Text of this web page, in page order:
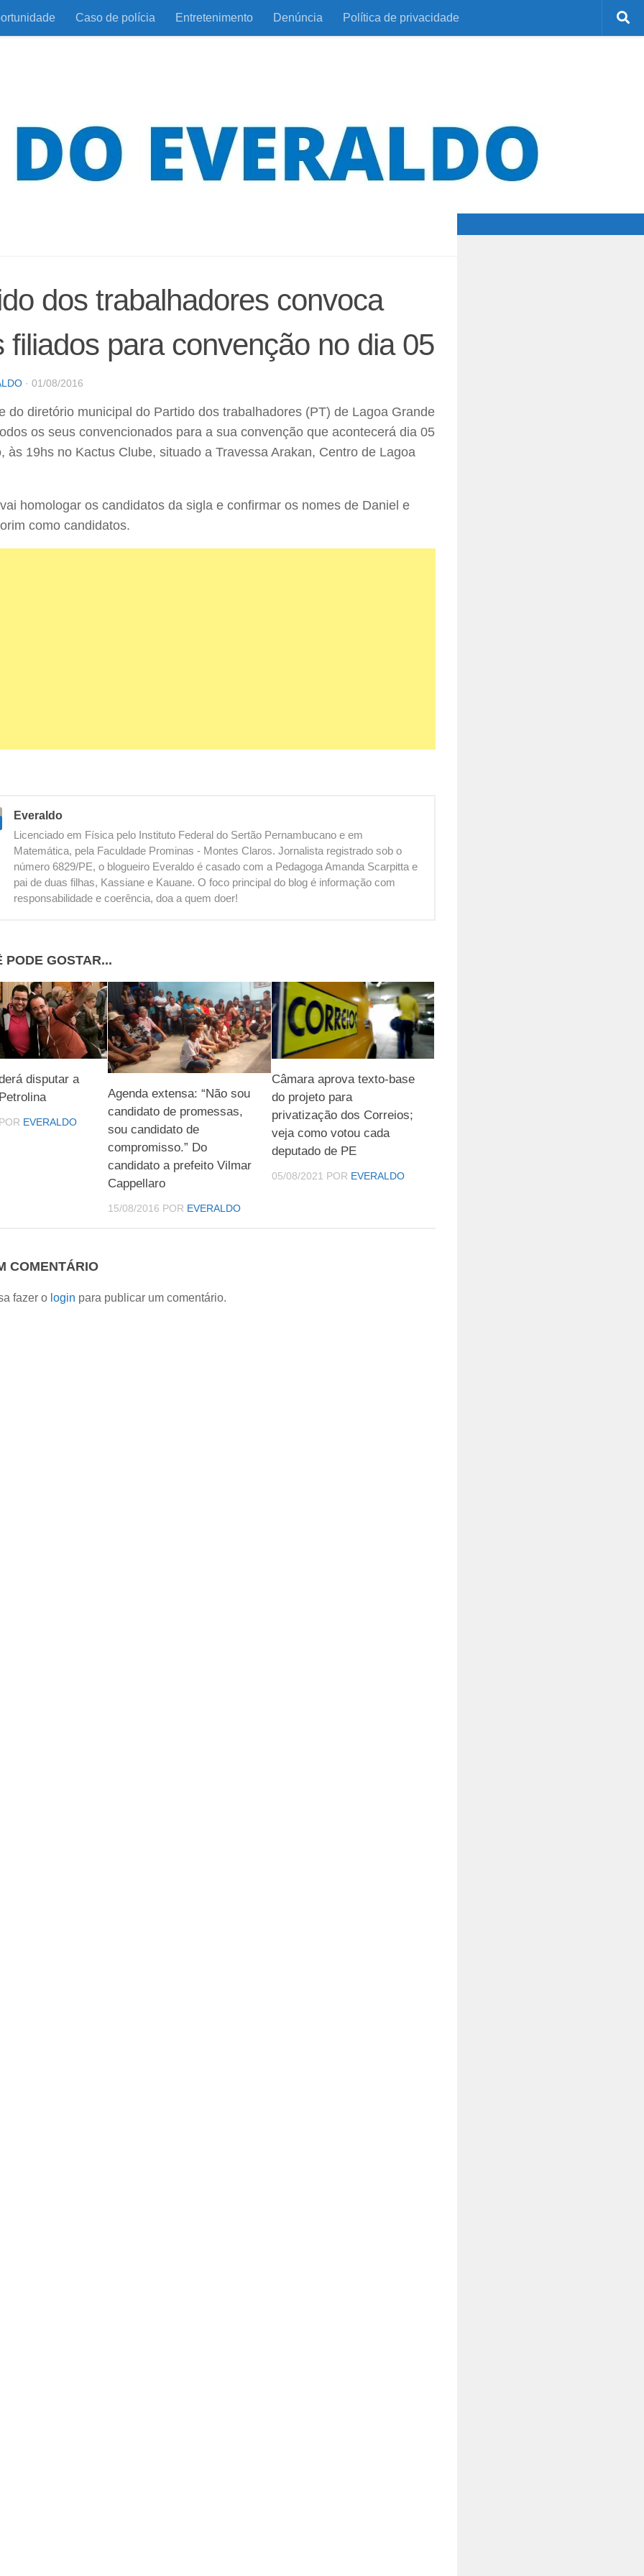
Caso de polícia Entretenimento Denúncia Política de privacidade
dos trabalhadores convoca
filiados para convenção no dia 05
· 01/08/2016
do diretório municipal do Partido dos trabalhadores (PT) de Lagoa Grande
os seus convencionados para a sua convenção que acontecerá dia 05
às 19hs no Kactus Clube, situado a Travessa Arakan, Centro de Lagoa
homologar os candidatos da sigla e confirmar os nomes de Daniel e
como candidatos.
Everaldo
Licenciado em Física pelo Instituto Federal do Sertão Pernambucano e em
Matemática, pela Faculdade Prominas - Montes Claros. Jornalista registrado sob o
número 6829/PE, o blogueiro Everaldo é casado com a Pedagoga Amanda Scarpitta e
pai de duas filhas, Kassiane e Kauane. O foco principal do blog é informação com
responsabilidade e coerência, doa a quem doer!
PODE GOSTAR...
disputar a
EVERALDO
Agenda extensa: “Não sou
candidato de promessas,
sou candidato de
compromisso.” Do
candidato a prefeito Vilmar
Cappellaro
15/08/2016 POR EVERALDO
Câmara aprova texto-base
do projeto para
privatização dos Correios;
veja como votou cada
deputado de PE
05/08/2021 POR EVERALDO
COMENTÁRIO
fazer o login para publicar um comentário.